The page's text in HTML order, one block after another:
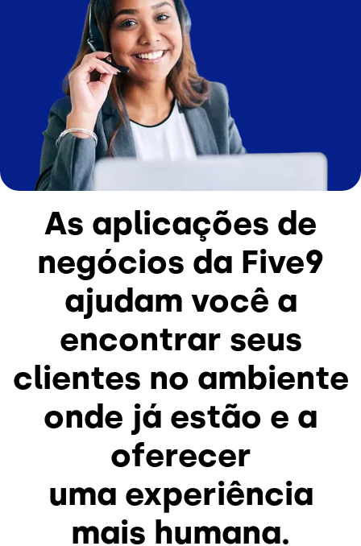
As aplicações de
negócios da Five9
ajudam você a
encontrar seus
clientes no ambiente
onde já estão e a
oferecer
uma experiência
mais humana.